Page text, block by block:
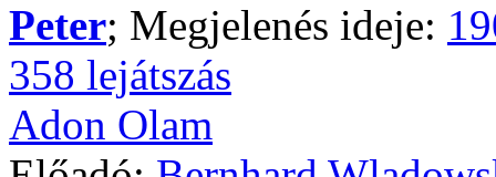
Peter; Megjelenés ideje:
358 lejátszás
Adon Olam